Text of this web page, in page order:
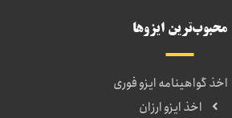
محبوب‌ترین ایزوها
اخذ گواهینامه ایزو فوری
اخذ ایزو ارزان